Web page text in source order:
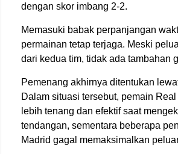
dengan skor imbang 2-2.
Memasuki babak perpanjangan
permainan tetap terjaga. Meski
dari kedua tim, tidak ada tambahan
Pemenang akhirnya ditentukan
Dalam situasi tersebut, pemain
lebih tenang dan efektif saat
tendangan, sementara beberapa
Madrid gagal memaksimalkan